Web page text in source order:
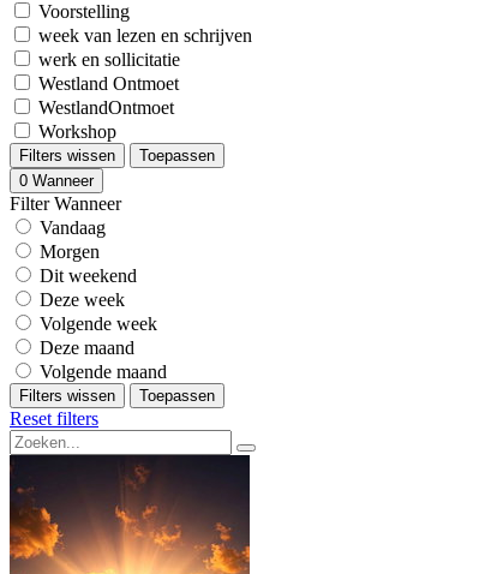
Voorstelling
week van lezen en schrijven
werk en sollicitatie
Westland Ontmoet
WestlandOntmoet
Workshop
Filters wissen
Toepassen
0 Wanneer
Filter Wanneer
Vandaag
Morgen
Dit weekend
Deze week
Volgende week
Deze maand
Volgende maand
Filters wissen Toepassen
Reset filters